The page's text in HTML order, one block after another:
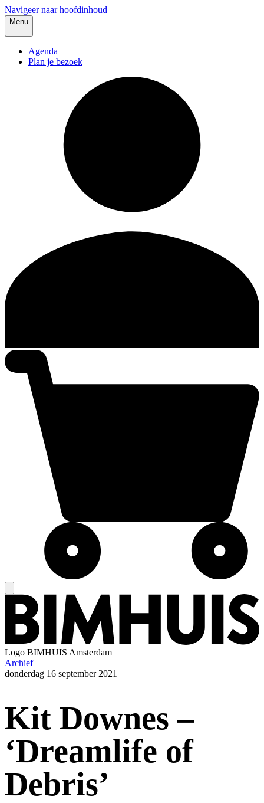
Navigeer naar hoofdinhoud
Menu
Agenda
Plan je bezoek
Logo BIMHUIS Amsterdam
Archief
donderdag 16 september 2021
Kit Downes –
‘Dreamlife of
Debris’